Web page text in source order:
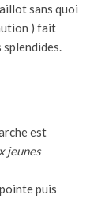
sans quoi
) fait
splendides.
est
jeunes
puis